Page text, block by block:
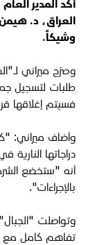
أكد المدير
العراق، د.
وشيكاً.
وصرّح ميراني
طلبات لتسجيل
فسيتم إغلاقها
وأضاف ميراني:
دراجاتها
أنه "ستخضع
بالإجراءات".
وتواصلت
تفاهم كامل مع